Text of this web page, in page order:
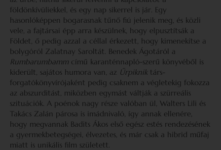
földönkívüliekkel, és egy nap sikerrel is jár. Egy
hasonlóképpen bogarasnak tűnő fiú jelenik meg, és közli
vele, a fajtársai épp arra készülnek, hogy elpusztítsák a
Földet, ő pedig azzal a céllal érkezett, hogy kimenekítse a
bolygóról Zalatnay Saroltát. Benedek Ágotáról a
Rumbarumbamm című karanténnapló-szerű könyvéből is
kiderült, sajátos humora van, az Űrpiknik társ-
forgatókönyvírójaként pedig csaknem a végletekig fokozza
az abszurditást, miközben egymást váltják a szürreális
szituációk. A poénok nagy része valóban ül, Walters Lili és
Takács Zalán párosa is imádnivaló, így annak ellenére,
hogy megvannak Badits Ákos első egész estés rendezésének
a gyermekbetegségei, élvezetes, és már csak a hibrid műfaj
miatt is unikális film született.